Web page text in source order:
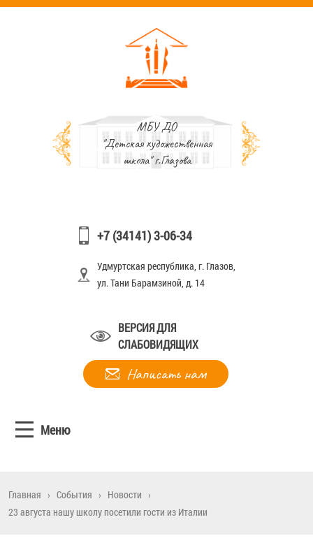
МБУ ДО
"Детская художественная
школа" г.Глазова
+7 (34141) 3-06-34
Удмуртская республика, г. Глазов,
ул. Тани Барамзиной, д. 14
ВЕРСИЯ ДЛЯ
СЛАБОВИДЯЩИХ
Написать нам
Меню
Главная › События › Новости ›
23 августа нашу школу посетили гости из Италии